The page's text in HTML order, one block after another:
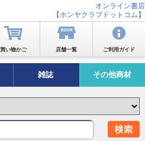
オンライン書店
【ホンヤクラブドットコム】
買い物かご 店舗一覧 ご利用ガイド
雑誌 その他商材